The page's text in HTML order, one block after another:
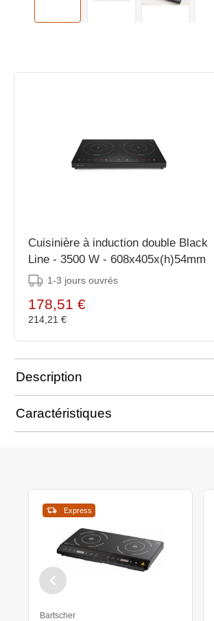
Cuisinière à induction double Black
Line - 3500 W - 608x405x(h)54mm
1-3 jours ouvrés
178,51 €
214,21 €
Description
Caractéristiques
Express
Bartscher